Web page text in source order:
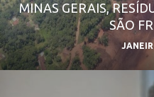
MINAS GERAIS,
SÃO